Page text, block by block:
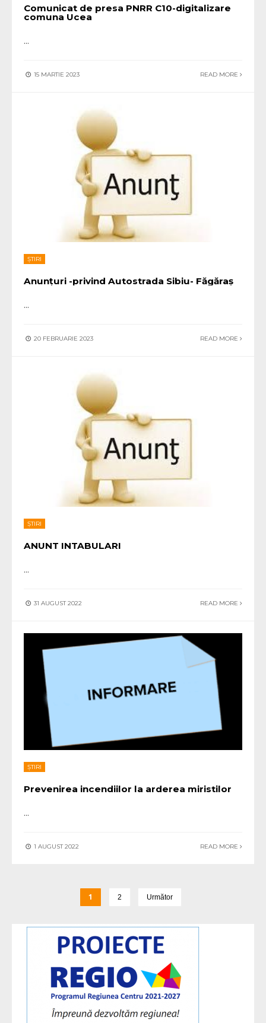
Comunicat de presa PNRR C10-digitalizare
comuna Ucea
...
15 MARTIE 2023 READ MORE
ȘTIRI
Anunțuri -privind Autostrada Sibiu- Făgăraș
...
20 FEBRUARIE 2023 READ MORE
ȘTIRI
ANUNT INTABULARI
...
31 AUGUST 2022 READ MORE
ȘTIRI
Prevenirea incendiilor la arderea miristilor
...
1 AUGUST 2022 READ MORE
1 2 Următor